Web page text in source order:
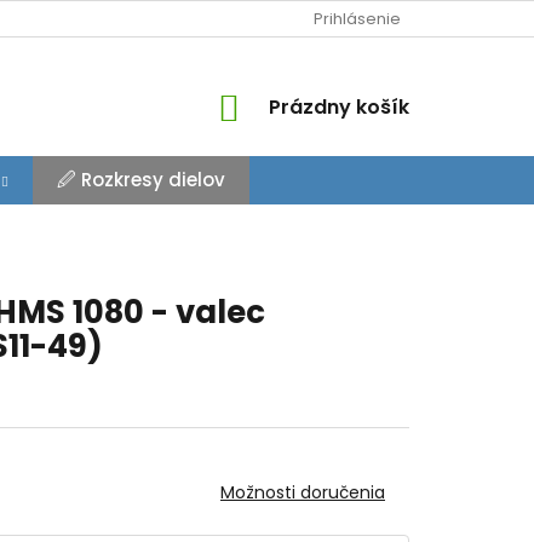
Prihlásenie
NÁKUPNÝ
Prázdny košík
🖉 Rozkresy dielov
1080 - valec
49)
Možnosti doručenia